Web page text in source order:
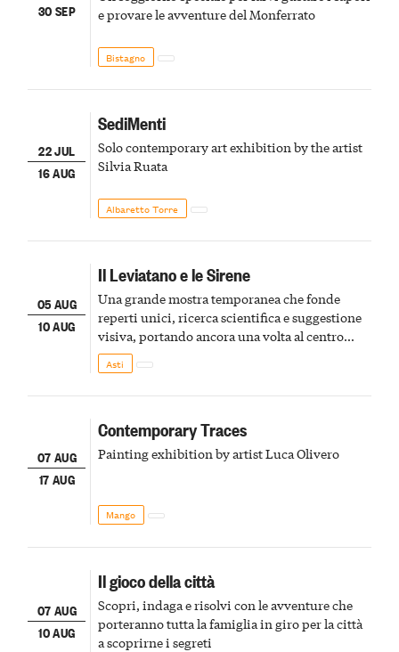
30 SEP
e provare le avventure del Monferrato
Bistagno
22 JUL
16 AUG
SediMenti
Solo contemporary art exhibition by the artist
Silvia Ruata
Albaretto Torre
05 AUG
10 AUG
Il Leviatano e le Sirene
Una grande mostra temporanea che fonde
reperti unici, ricerca scientifica e suggestione
visiva, portando ancora una volta al centro
della scena le meraviglie del passato astigiano
Asti
07 AUG
17 AUG
Contemporary Traces
Painting exhibition by artist Luca Olivero
Mango
07 AUG
10 AUG
Il gioco della città
Scopri, indaga e risolvi con le avventure che
porteranno tutta la famiglia in giro per la città
a scoprirne i segreti